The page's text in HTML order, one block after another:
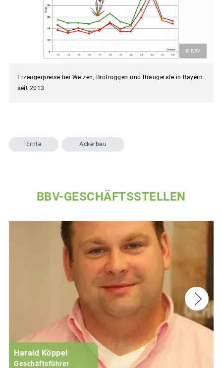
© BBV
Erzeugerpreise bei Weizen, Brotroggen und Braugerste in Bayern
seit 2013
Ernte Ackerbau
BBV-GESCHÄFTSSTELLEN
Harald Köppel
Geschäftsführer